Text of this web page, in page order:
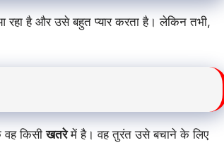
है और उसे बहुत प्यार करता है। लेकिन तभी,
वह किसीखतरेमें है। वह तुरंत उसे बचाने के लिए